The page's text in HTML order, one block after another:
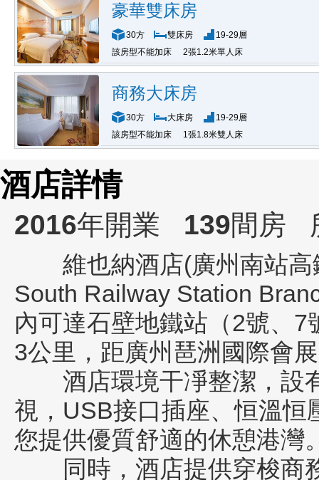
豪華雙床房
30方 雙床房
19-29層
該房型不能加床
2張1.2米單人床
商務大床房
30方 大床房
19-29層
該房型不能加床
1張1.8米雙人床
酒店詳情
2016年開業 139間房
維也納酒店(廣州南站
South Railway Station
內可達石壁地鐵站（2號、
3公里，距廣州琶洲國際會
酒店環境干凈整潔，設
視，USB接口插座、恒溫恒
您提供優質舒適的休憩港灣
同時，酒店提供穿梭商